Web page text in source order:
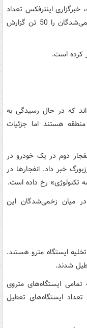
حادثه، خبرگزاری اینترفکس تعداد
کشته‌شدگان این حادثه را 10 نفر و تعداد زخمی‌شدگان را 50 تن گزارش
کرده است.
که در حال رسیدگی به
هستند اما جزئیات
دوم در یک خودرو در
خبر داد. انفجارها در
تکنولوژی» رخ داده است.
میان زخمی‌شدگان این
ایستگاه مترو هستند.
شدند.
تمامی ایستگاه‌های متروی
ایستگاه‌های تعطیل